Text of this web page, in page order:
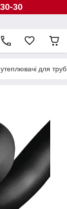
30
для труб